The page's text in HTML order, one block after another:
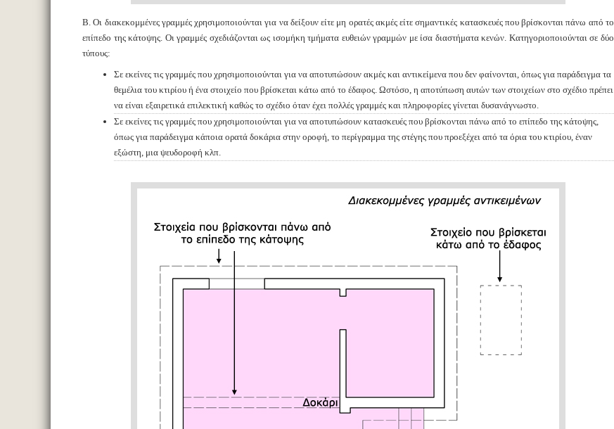
B. Οι διακεκομμένες γραμμές χρησιμοποιούνται για να δείξουν είτε μη ορατές ακμές είτε σημαντικές κατασκευές που βρίσκονται πάνω από το
επίπεδο της κάτοψης. Οι γραμμές σχεδιάζονται ως ισομήκη τμήματα ευθειών γραμμών με ίσα διαστήματα κενών. Κατηγοριοποιούνται σε δύο
τύπους:
Σε εκείνες τις γραμμές που χρησιμοποιούνται για να αποτυπώσουν ακμές και αντικείμενα που δεν φαίνονται, όπως για παράδειγμα τα
θεμέλια του κτιρίου ή ένα στοιχείο που βρίσκεται κάτω από το έδαφος. Ωστόσο, η αποτύπωση αυτών των στοιχείων στο σχέδιο πρέπει
να είναι εξαιρετικά επιλεκτική καθώς το σχέδιο όταν έχει πολλές γραμμές και πληροφορίες γίνεται δυσανάγνωστο.
Σε εκείνες τις γραμμές που χρησιμοποιούνται για να αποτυπώσουν κατασκευές που βρίσκονται πάνω από το επίπεδο της κάτοψης,
όπως για παράδειγμα κάποια ορατά δοκάρια στην οροφή, το περίγραμμα της στέγης που προεξέχει από τα όρια του κτιρίου, έναν
εξώστη, μια ψευδοροφή κλπ.